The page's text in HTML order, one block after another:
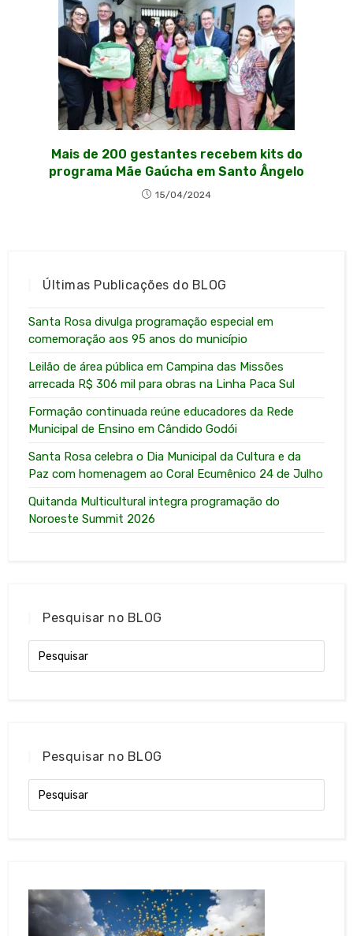
Mais de 200 gestantes recebem kits do
programa Mãe Gaúcha em Santo Ângelo
15/04/2024
Últimas Publicações do BLOG
Santa Rosa divulga programação especial em
comemoração aos 95 anos do município
Leilão de área pública em Campina das Missões
arrecada R$ 306 mil para obras na Linha Paca Sul
Formação continuada reúne educadores da Rede
Municipal de Ensino em Cândido Godói
Santa Rosa celebra o Dia Municipal da Cultura e da
Paz com homenagem ao Coral Ecumênico 24 de Julho
Quitanda Multicultural integra programação do
Noroeste Summit 2026
Pesquisar no BLOG
Pesquisar no BLOG